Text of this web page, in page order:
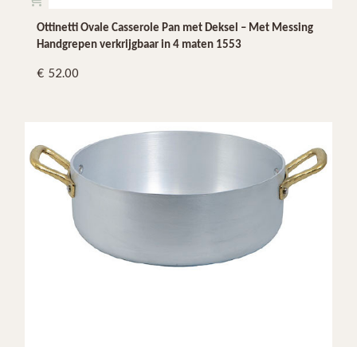
Ottinetti Ovale Casserole Pan met Deksel – Met Messing
Handgrepen verkrijgbaar in 4 maten 1553
52.00